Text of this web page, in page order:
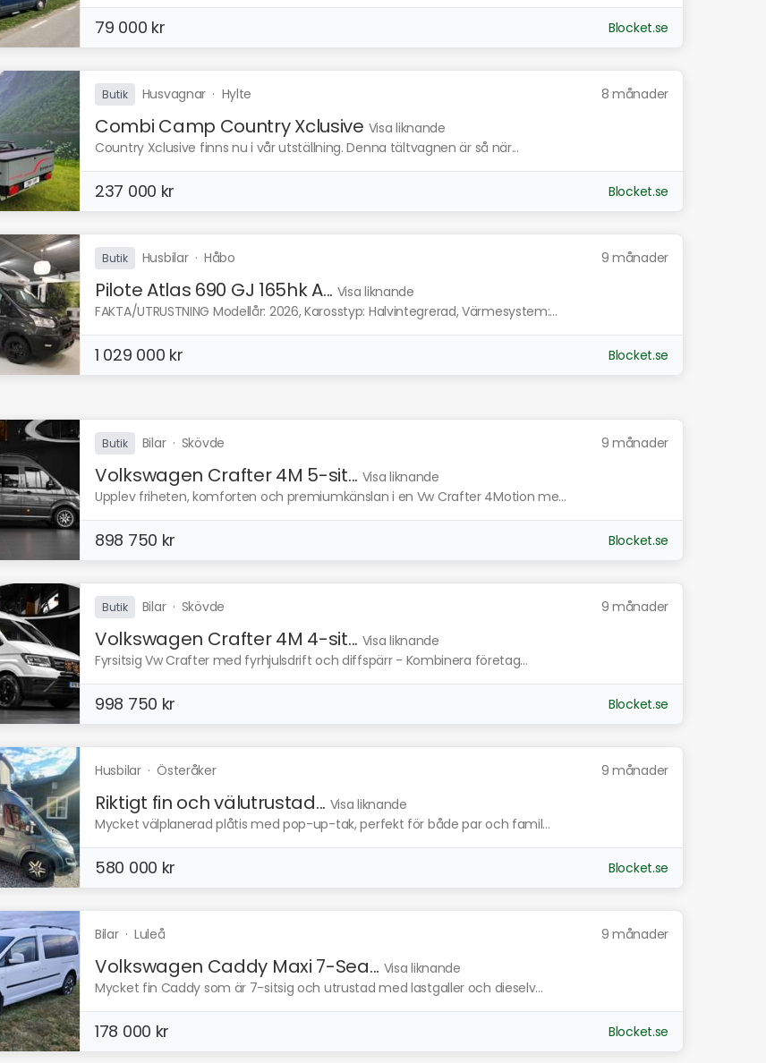
79 000 kr Blocket.se
Butik Husvagnar · Hylte 8 månader
Combi Camp Country Xclusive Visa liknande
Country Xclusive finns nu i vår utställning. Denna tältvagnen är så när...
237 000 kr Blocket.se
Butik Husbilar· Håbo 9 månader
Pilote Atlas 690 GJ 165hk A... Visa liknande
FAKTA/UTRUSTNING Modellår: 2026, Karosstyp: Halvintegrerad, Värmesystem:...
1 029 000 kr Blocket.se
Butik Bilar· Skövde 9 månader
Volkswagen Crafter 4M 5-sit... Visa liknande
Upplev friheten, komforten och premiumkänslan i en Vw Crafter 4Motion me...
898 750 kr Blocket.se
Butik Bilar· Skövde 9 månader
Volkswagen Crafter 4M 4-sit... Visa liknande
Fyrsitsig Vw Crafter med fyrhjulsdrift och diffspärr - Kombinera företag...
998 750 kr Blocket.se
Husbilar·Österåker 9 månader
Riktigt fin och välutrustad... Visa liknande
Mycket välplanerad plåtis med pop-up-tak, perfekt för både par och famil...
580 000 kr Blocket.se
Bilar· Luleå 9 månader
Volkswagen Caddy Maxi 7-Sea... Visa liknande
Mycket fin Caddy som är 7-sitsig och utrustad med lastgaller och dieselv...
178 000 kr Blocket.se